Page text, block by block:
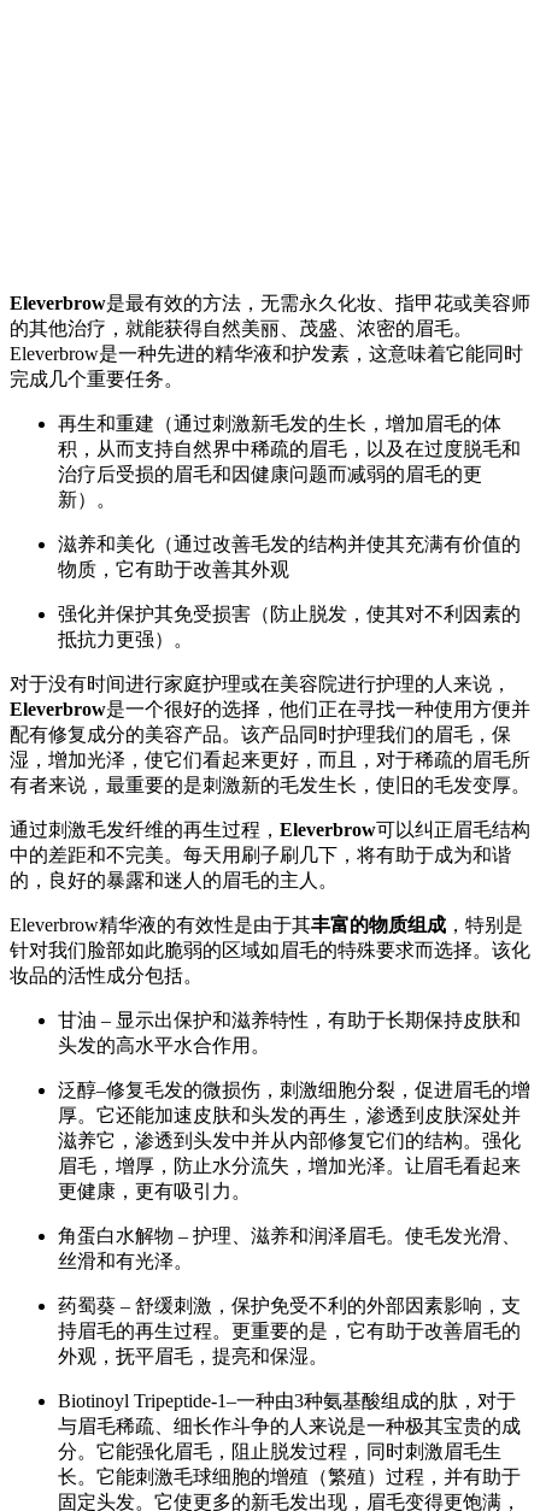
Eleverbrow是最有效的方法，无需永久化妆、指甲花或美容师
的其他治疗，就能获得自然美丽、茂盛、浓密的眉毛。
Eleverbrow是一种先进的精华液和护发素，这意味着它能同时
完成几个重要任务。
再生和重建（通过刺激新毛发的生长，增加眉毛的体
积，从而支持自然界中稀疏的眉毛，以及在过度脱毛和
治疗后受损的眉毛和因健康问题而减弱的眉毛的更
新）。
滋养和美化（通过改善毛发的结构并使其充满有价值的
物质，它有助于改善其外观
强化并保护其免受损害（防止脱发，使其对不利因素的
抵抗力更强）。
对于没有时间进行家庭护理或在美容院进行护理的人来说，
Eleverbrow是一个很好的选择，他们正在寻找一种使用方便并
配有修复成分的美容产品。该产品同时护理我们的眉毛，保
湿，增加光泽，使它们看起来更好，而且，对于稀疏的眉毛所
有者来说，最重要的是刺激新的毛发生长，使旧的毛发变厚。
通过刺激毛发纤维的再生过程， Eleverbrow可以纠正眉毛结构
中的差距和不完美。每天用刷子刷几下，将有助于成为和谐
的，良好的暴露和迷人的眉毛的主人。
Eleverbrow精华液的有效性是由于其丰富的物质组成 ，特别是
针对我们脸部如此脆弱的区域如眉毛的特殊要求而选择。该化
妆品的活性成分包括。
甘油 – 显示出保护和滋养特性，有助于长期保持皮肤和
头发的高水平水合作用。
泛醇–修复毛发的微损伤，刺激细胞分裂，促进眉毛的增
厚。它还能加速皮肤和头发的再生，渗透到皮肤深处并
滋养它，渗透到头发中并从内部修复它们的结构。强化
眉毛，增厚，防止水分流失，增加光泽。让眉毛看起来
更健康，更有吸引力。
角蛋白水解物 – 护理、滋养和润泽眉毛。使毛发光滑、
丝滑和有光泽。
药蜀葵 – 舒缓刺激，保护免受不利的外部因素影响，支
持眉毛的再生过程。更重要的是，它有助于改善眉毛的
外观，抚平眉毛，提亮和保湿。
Biotinoyl Tripeptide-1–一种由3种氨基酸组成的肽，对于
与眉毛稀疏、细长作斗争的人来说是一种极其宝贵的成
分。它能强化眉毛，阻止脱发过程，同时刺激眉毛生
长。它能刺激毛球细胞的增殖（繁殖）过程，并有助于
固定头发。它使更多的新毛发出现，眉毛变得更饱满，